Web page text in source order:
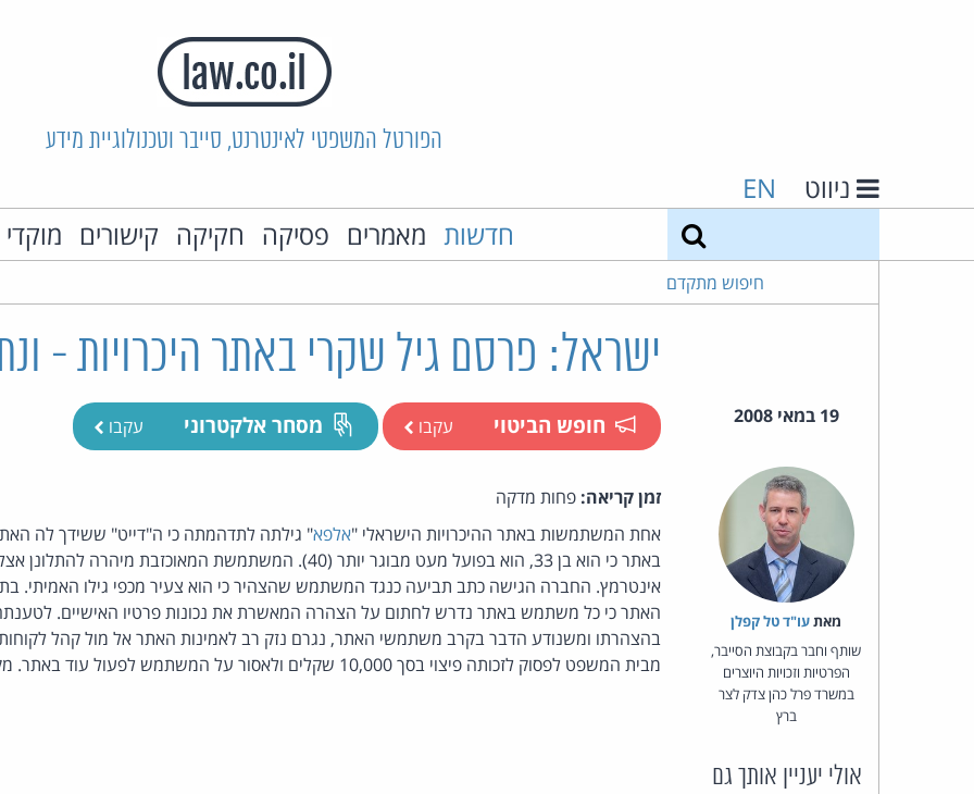
הפורטל המשפטי לאינטרנט, סייבר וטכנולוגיית מידע
ניווט EN
חדשות מאמרים פסיקה חקיקה קישורים
חיפוש מתקדם
ישראל: פרסם גיל שקרי באתר היכרויות -
19 במאי 2008 חופש הביטוי עקבו מסחר אלקטרוני עקבו
מאת‏עו"ד טל קפלן
שותף וחבר בקבוצת הסייבר,
הפרטיות וזכויות היוצרים
במשרד פרל כהן צדק לצר
ברץ
אולי יעניין אותך גם
זמן קריאה: פחות מדקה
אחת המשתמשות באתר ההיכרויות הישראלי "אלפא" גילתה לתדהמתה כי ה"דייט" ששידך לה
באתר כי הוא בן 33, הוא בפועל מעט מבוגר יותר (40). המשתמשת המאוכזבת
אינטרמץ. החברה הגישה כתב תביעה כנגד המשתמש שהצהיר כי הוא צעיר מכפי גילו האמיתי.
האתר כי כל משתמש באתר נדרש לחתום על הצהרה המאשרת את נכונות פרטיו האישיים.
בהצהרתו ומשנודע הדבר בקרב משתמשי האתר, נגרם נזק רב לאמינות האתר אל מול קהל
מבית המשפט לפסוק לזכותה פיצוי בסך 10,000 שקלים ולאסור על המשתמש לפעול עוד באתר. מקור: